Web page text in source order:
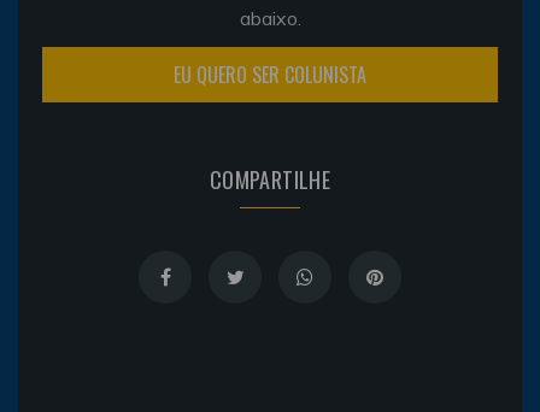
abaixo.
EU QUERO SER COLUNISTA
COMPARTILHE